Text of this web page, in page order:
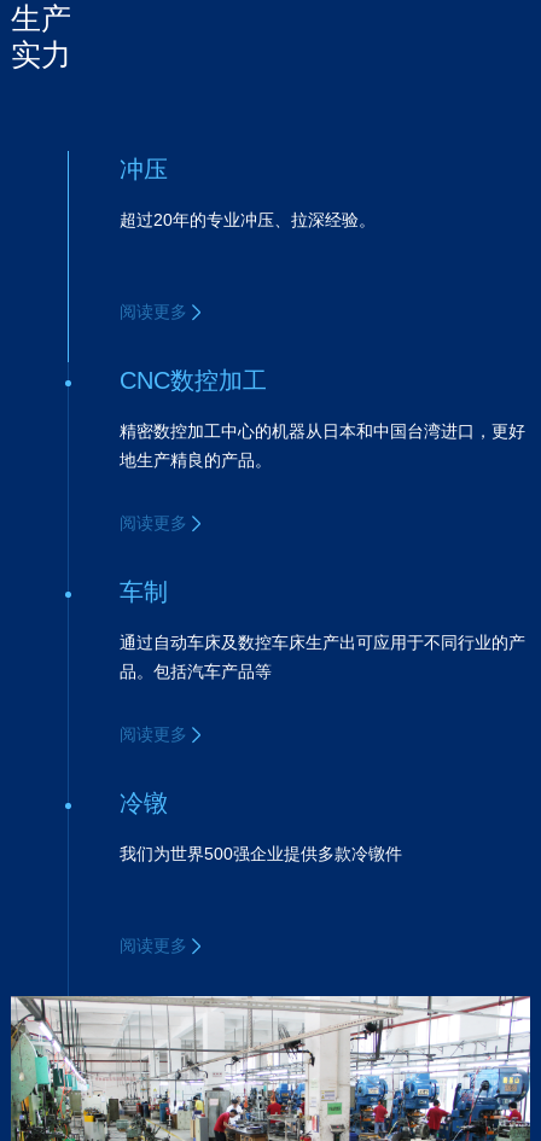
生产
实力
冲压
超过20年的专业冲压、拉深经验。
阅读更多
CNC数控加工
精密数控加工中心的机器从日本和中国台湾进口，更好
地生产精良的产品。
阅读更多
车制
通过自动车床及数控车床生产出可应用于不同行业的产
品。包括汽车产品等
阅读更多
冷镦
我们为世界500强企业提供多款冷镦件
阅读更多
冲压
超过20年的专业冲压、拉深经验。